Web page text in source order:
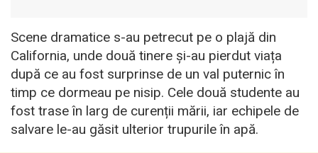
Scene dramatice s-au petrecut pe o plajă din
California, unde două tinere și-au pierdut viața
după ce au fost surprinse de un val puternic în
timp ce dormeau pe nisip. Cele două studente au
fost trase în larg de curenții mării, iar echipele de
salvare le-au găsit ulterior trupurile în apă.